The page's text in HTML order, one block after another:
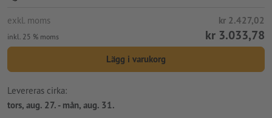
exkl. moms kr 2.427,02
inkl. 25 % moms kr 3.033,78
Lägg i varukorg
Levereras cirka:
tors, aug. 27. - mån, aug. 31.